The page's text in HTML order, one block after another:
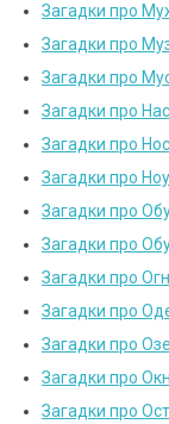
Загадки про
Загадки про
Загадки про
Загадки про
Загадки про
Загадки про
Загадки про
Загадки про
Загадки про
Загадки про
Загадки про
Загадки про
Загадки про